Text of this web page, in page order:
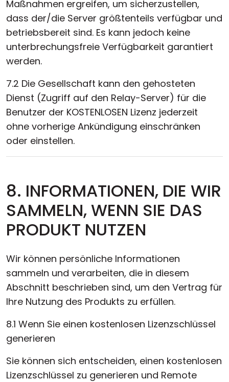
Maßnahmen ergreifen, um sicherzustellen,
dass der/die Server größtenteils verfügbar und
betriebsbereit sind. Es kann jedoch keine
unterbrechungsfreie Verfügbarkeit garantiert
werden.
7.2 Die Gesellschaft kann den gehosteten
Dienst (Zugriff auf den Relay-Server) für die
Benutzer der KOSTENLOSEN Lizenz jederzeit
ohne vorherige Ankündigung einschränken
oder einstellen.
8. INFORMATIONEN, DIE WIR
SAMMELN, WENN SIE DAS
PRODUKT NUTZEN
Wir können persönliche Informationen
sammeln und verarbeiten, die in diesem
Abschnitt beschrieben sind, um den Vertrag für
Ihre Nutzung des Produkts zu erfüllen.
8.1 Wenn Sie einen kostenlosen Lizenzschlüssel
generieren
Sie können sich entscheiden, einen kostenlosen
Lizenzschlüssel zu generieren und Remote